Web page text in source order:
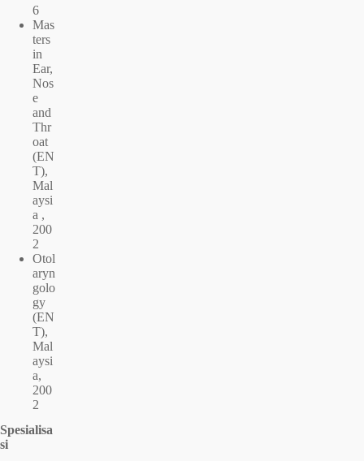
6
Mas
ters
in
Ear,
Nos
e
and
Thr
oat
(EN
T),
Mal
aysi
a ,
200
2
Otol
aryn
golo
gy
(EN
T),
Mal
aysi
a,
200
2
Spesialisa
si